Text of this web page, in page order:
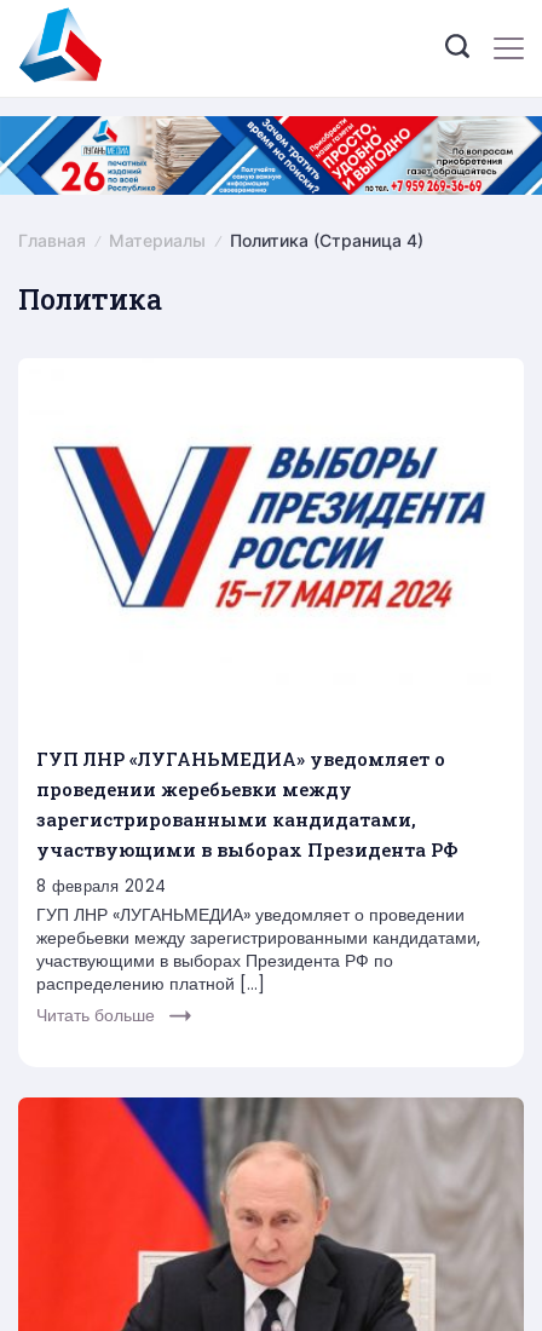
content
Главная Материалы Политика (Страница 4)
Политика
ГУП ЛНР «ЛУГАНЬМЕДИА» уведомляет о
проведении жеребьевки между
зарегистрированными кандидатами,
участвующими в выборах Президента РФ
8 февраля 2024
ГУП ЛНР «ЛУГАНЬМЕДИА» уведомляет о проведении
жеребьевки между зарегистрированными кандидатами,
участвующими в выборах Президента РФ по
распределению платной […]
Читать больше